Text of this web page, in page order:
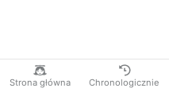
Strona główna Chronologicznie